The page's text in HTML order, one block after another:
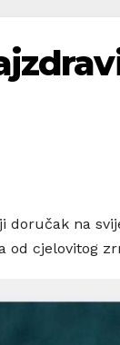
doručak na
od cjelovitog